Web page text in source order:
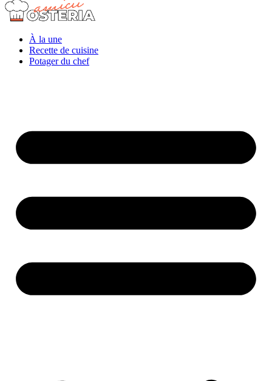
À la une
Recette de cuisine
Potager du chef